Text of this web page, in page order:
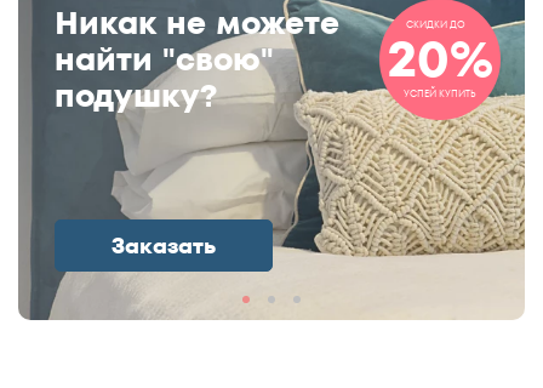
Никак не можете
найти "свою"
подушку?
Заказать
СКИДКИ ДО
20%
УСПЕЙ КУПИТЬ